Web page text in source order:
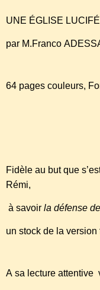
UNE ÉGLISE
par M.Franco
64 pages couleurs,
Fidèle au but que
Rémi,
à savoir la défense
un stock de la
A sa lecture attentive